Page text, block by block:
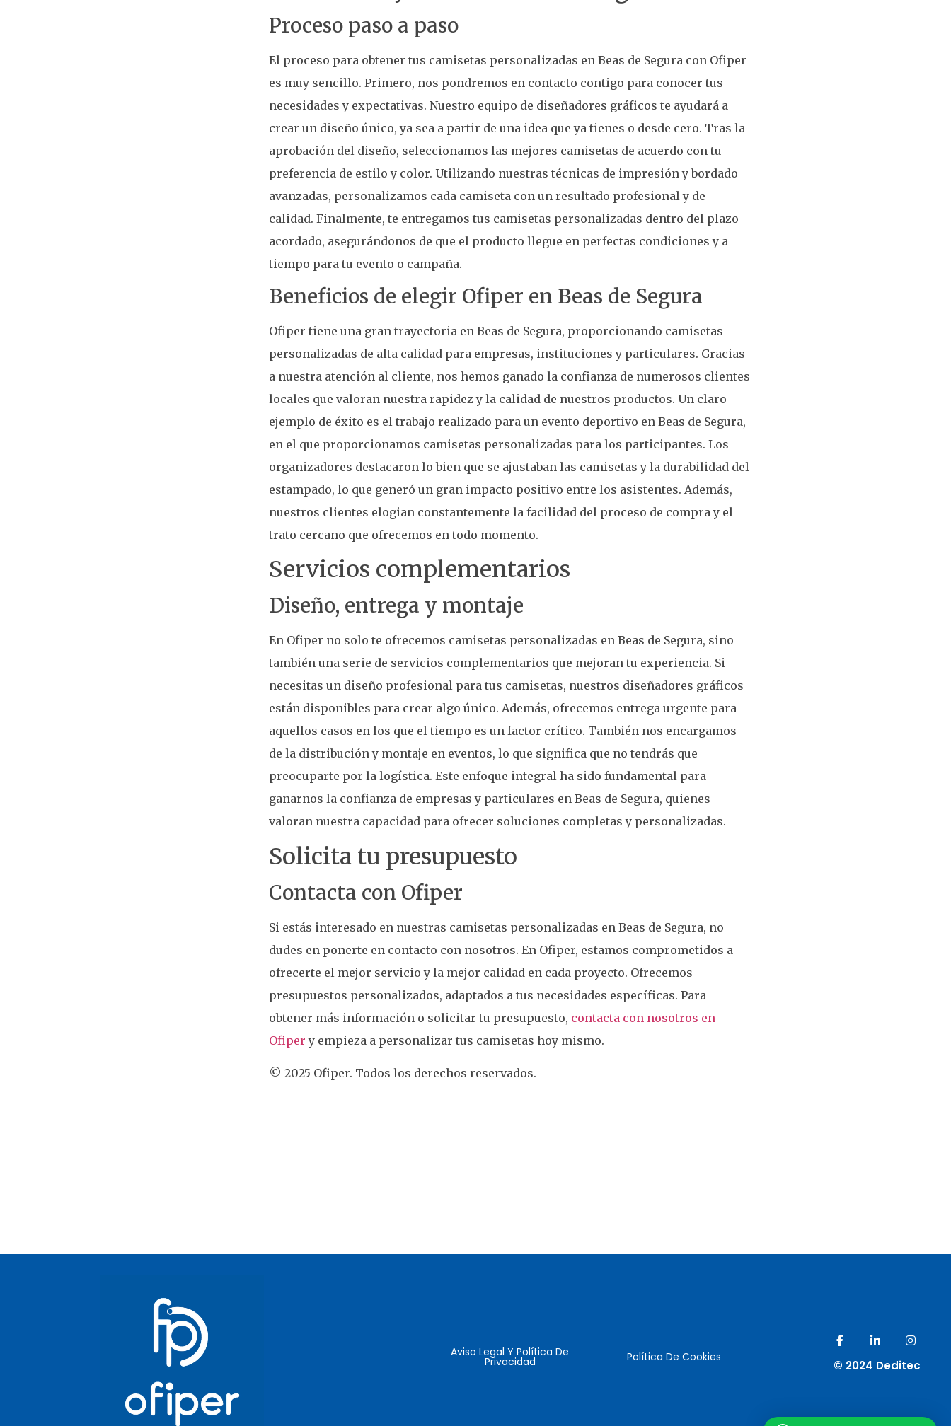
Proceso paso a paso
El proceso para obtener tus camisetas personalizadas en Beas de Segura con Ofiper
es muy sencillo. Primero, nos pondremos en contacto contigo para conocer tus
necesidades y expectativas. Nuestro equipo de diseñadores gráficos te ayudará a
crear un diseño único, ya sea a partir de una idea que ya tienes o desde cero. Tras la
aprobación del diseño, seleccionamos las mejores camisetas de acuerdo con tu
preferencia de estilo y color. Utilizando nuestras técnicas de impresión y bordado
avanzadas, personalizamos cada camiseta con un resultado profesional y de
calidad. Finalmente, te entregamos tus camisetas personalizadas dentro del plazo
acordado, asegurándonos de que el producto llegue en perfectas condiciones y a
tiempo para tu evento o campaña.
Beneficios de elegir Ofiper en Beas de Segura
Ofiper tiene una gran trayectoria en Beas de Segura, proporcionando camisetas
personalizadas de alta calidad para empresas, instituciones y particulares. Gracias
a nuestra atención al cliente, nos hemos ganado la confianza de numerosos clientes
locales que valoran nuestra rapidez y la calidad de nuestros productos. Un claro
ejemplo de éxito es el trabajo realizado para un evento deportivo en Beas de Segura,
en el que proporcionamos camisetas personalizadas para los participantes. Los
organizadores destacaron lo bien que se ajustaban las camisetas y la durabilidad del
estampado, lo que generó un gran impacto positivo entre los asistentes. Además,
nuestros clientes elogian constantemente la facilidad del proceso de compra y el
trato cercano que ofrecemos en todo momento.
Servicios complementarios
Diseño, entrega y montaje
En Ofiper no solo te ofrecemos camisetas personalizadas en Beas de Segura, sino
también una serie de servicios complementarios que mejoran tu experiencia. Si
necesitas un diseño profesional para tus camisetas, nuestros diseñadores gráficos
están disponibles para crear algo único. Además, ofrecemos entrega urgente para
aquellos casos en los que el tiempo es un factor crítico. También nos encargamos
de la distribución y montaje en eventos, lo que significa que no tendrás que
preocuparte por la logística. Este enfoque integral ha sido fundamental para
ganarnos la confianza de empresas y particulares en Beas de Segura, quienes
valoran nuestra capacidad para ofrecer soluciones completas y personalizadas.
Solicita tu presupuesto
Contacta con Ofiper
Si estás interesado en nuestras camisetas personalizadas en Beas de Segura, no
dudes en ponerte en contacto con nosotros. En Ofiper, estamos comprometidos a
ofrecerte el mejor servicio y la mejor calidad en cada proyecto. Ofrecemos
presupuestos personalizados, adaptados a tus necesidades específicas. Para
obtener más información o solicitar tu presupuesto, contacta con nosotros en
Ofiper y empieza a personalizar tus camisetas hoy mismo.
© 2025 Ofiper. Todos los derechos reservados.
Aviso Legal Y Política De
Privacidad Política De Cookies
© 2024 Deditec